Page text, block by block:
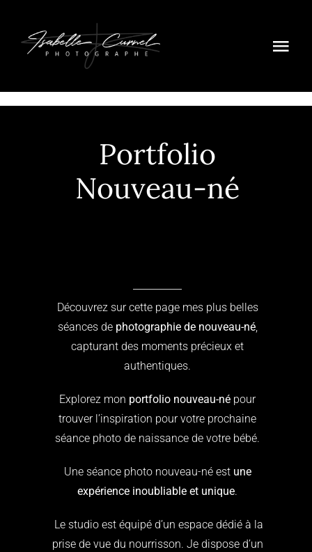
content
INFOS
Portfolio
Nouveau-né
Découvrez sur cette page mes plus belles
séances de photographie de nouveau-né,
capturant des moments précieux et
authentiques.
Explorez mon portfolio nouveau-né pour
trouver l’inspiration pour votre prochaine
séance photo de naissance de votre bébé.
Une séance photo nouveau-né est une
expérience inoubliable et unique.
Le studio est équipé d’un espace dédié à la
prise de vue du nourrisson. Je dispose d’un